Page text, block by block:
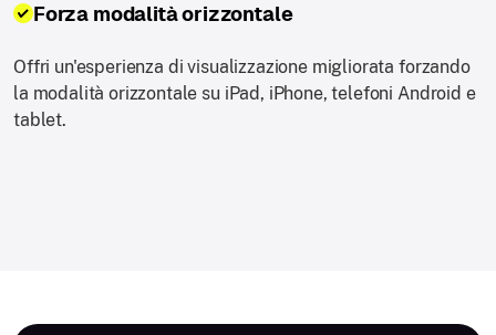
Forza modalità orizzontale
Offri un'esperienza di visualizzazione migliorata forzando
la modalità orizzontale su iPad, iPhone, telefoni Android e
tablet.